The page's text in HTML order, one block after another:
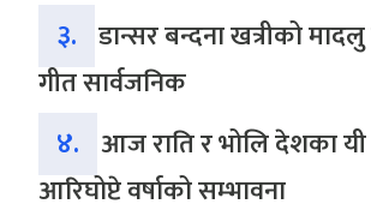
३. डान्सर बन्दना खत्रीको
गीत सार्वजनिक
४. आज राति र भोलि देशका यी
आरिघोप्टे वर्षाको सम्भावना